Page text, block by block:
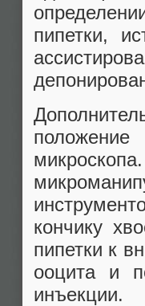
пипетки,
кончику
пипетки к
ооцита и
инъекции.